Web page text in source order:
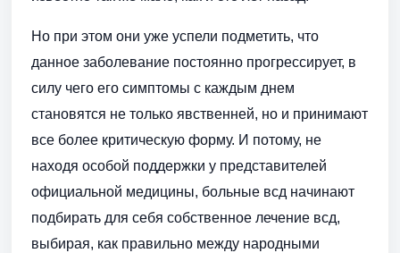
Но при этом они уже успели подметить, что
данное заболевание постоянно прогрессирует, в
силу чего его симптомы с каждым днем
становятся не только явственней, но и принимают
все более критическую форму. И потому, не
находя особой поддержки у представителей
официальной медицины, больные всд начинают
подбирать для себя собственное лечение всд,
выбирая, как правильно между народными